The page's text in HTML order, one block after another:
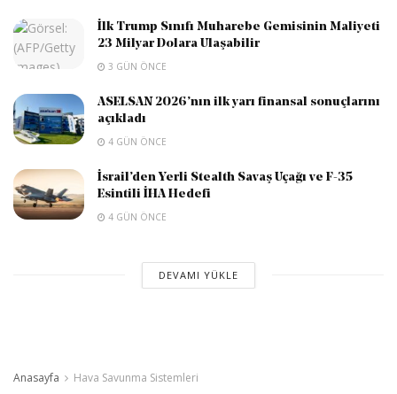
İlk Trump Sınıfı Muharebe Gemisinin Maliyeti
23 Milyar Dolara Ulaşabilir
3 GÜN ÖNCE
ASELSAN 2026’nın ilk yarı finansal sonuçlarını
açıkladı
4 GÜN ÖNCE
İsrail’den Yerli Stealth Savaş Uçağı ve F-35
Esintili İHA Hedefi
4 GÜN ÖNCE
DEVAMI YÜKLE
Anasayfa Hava Savunma Sistemleri